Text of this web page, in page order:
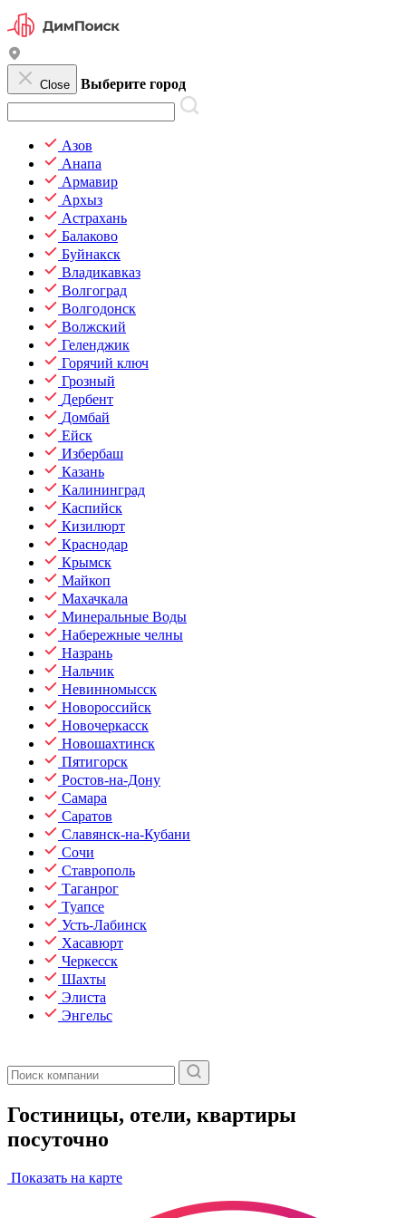
Close Выберите город
Азов
Анапа
Армавир
Архыз
Астрахань
Балаково
Буйнакск
Владикавказ
Волгоград
Волгодонск
Волжский
Геленджик
Горячий ключ
Грозный
Дербент
Домбай
Ейск
Избербаш
Казань
Калининград
Каспийск
Кизилюрт
Краснодар
Крымск
Майкоп
Махачкала
Минеральные Воды
Набережные челны
Назрань
Нальчик
Невинномысск
Новороссийск
Новочеркасск
Новошахтинск
Пятигорск
Ростов-на-Дону
Самара
Саратов
Славянск-на-Кубани
Сочи
Ставрополь
Таганрог
Туапсе
Усть-Лабинск
Хасавюрт
Черкесск
Шахты
Элиста
Энгельс
Гостиницы, отели, квартиры
посуточно
Показать на карте